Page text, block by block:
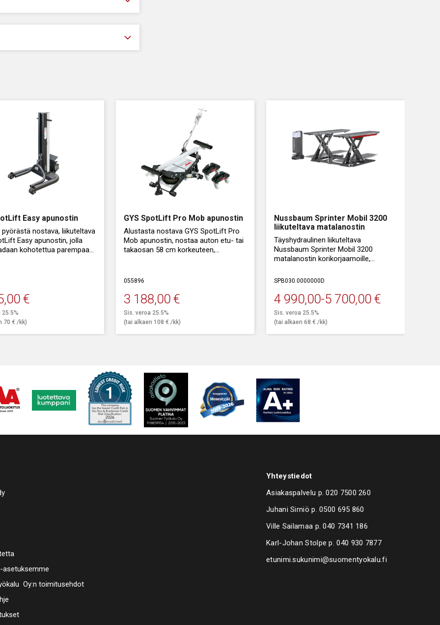
Easy apunostin
pyörästä nostava, liikuteltava
Easy apunostin, jolla
kohotettua parempaan
2200 kg. Nostokorkeus:
€
25.5%
70 € /kk)
GYS SpotLift Pro Mob apunostin
Alustasta nostava GYS SpotLift Pro
Mob apunostin, nostaa auton etu- tai
takaosan 58 cm korkeuteen,
055896
3 188,00 €
Sis. veroa 25.5%
(tai alkaen 108 € /kk)
Nussbaum Sprinter Mobil 3200
liikuteltava matalanostin
Täyshydraulinen liikuteltava
Nussbaum Sprinter Mobil 3200
matalanostin korikorjaamoille,
SPB030.0000000D
4 990,00-5 700,00 €
Sis. veroa 25.5%
(tai alkaen 68 € /kk)
asetuksemme
Oy:n toimitusehdot
Yhteystiedot
Asiakaspalvelu p.020 7500 260
Juhani Sirniö p.0500 695 860
Ville Sailamaa p.040 7341 186
Karl-Johan Stolpe p.040 930 7877
etunimi.sukunimi@suomentyokalu.fi